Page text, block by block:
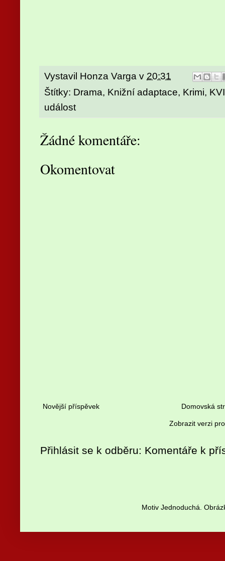
Vystavil Honza Varga v 20:31
Štítky: Drama, Knižní adaptace, Krimi,
událost
Žádné komentáře:
Okomentovat
Novější příspěvek Domovská
Zobrazit verzi
Přihlásit se k odběru: Komentáře k
Motiv Jednoduchá.